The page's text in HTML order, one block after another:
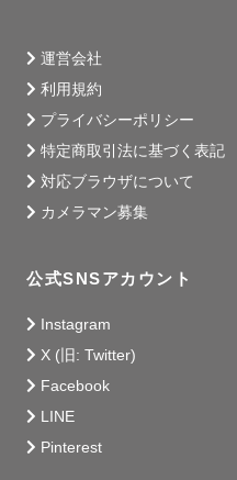
運営会社
利用規約
プライバシーポリシー
特定商取引法に基づく表記
対応ブラウザについて
カメラマン募集
公式SNSアカウント
Instagram
X (旧: Twitter)
Facebook
LINE
Pinterest